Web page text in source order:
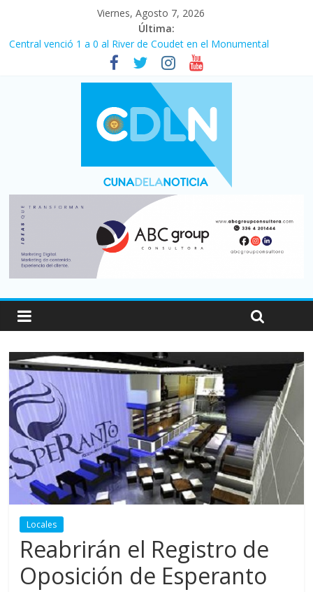
Viernes, Agosto 7, 2026
Última:
Central venció 1 a 0 al River de Coudet en el Monumental
La morosidad alcanzó su nivel más alto en dos décadas y ya
afecta a 400 mil deudores en Santa Fe
Desde que asumió Milei cerraron 41.000 kioscos: el sector
denuncia crisis como en 2001
Vacaciones de invierno con más movimiento y consumo
turístico: 4,6 millones de personas viajaron por el país, un 5,9%
Fuerte caída de la venta de autos usados en julio: bajó un 12,6%
Locales
Reabrirán el Registro de
Oposición de Esperanto